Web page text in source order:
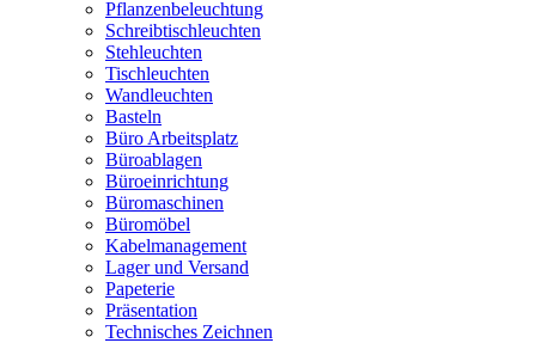
Pflanzenbeleuchtung
Schreibtischleuchten
Stehleuchten
Tischleuchten
Wandleuchten
Basteln
Büro Arbeitsplatz
Büroablagen
Büroeinrichtung
Büromaschinen
Büromöbel
Kabelmanagement
Lager und Versand
Papeterie
Präsentation
Technisches Zeichnen